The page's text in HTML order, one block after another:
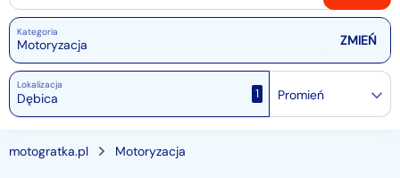
Kategoria
Motoryzacja
Lokalizacja
1 Promień
motogratka.pl Motoryzacja